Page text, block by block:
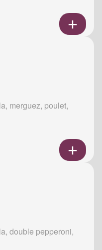
merguez, poulet,
double pepperoni,